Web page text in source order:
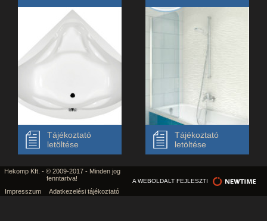
Tájékoztató
letöltése
Tájékoztató
letöltése
Hekomp Kft. - © 2009-2017 - Minden jog
fenntartva!
Impresszum
Adatkezelési tájékoztató
A WEBOLDALT FEJLESZTI